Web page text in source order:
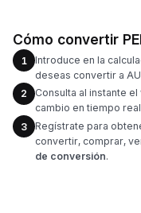
Cómo convertir
1
Introduce en la
deseas convertir a
2
Consulta al instante
cambio en tiempo real
3
Regístrate para
convertir, comprar,
de conversión.